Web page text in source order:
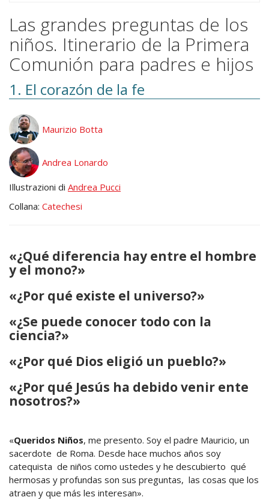
Las grandes preguntas de los
niños. Itinerario de la Primera
Comunión para padres e hijos
1. El corazón de la fe
Maurizio Botta
Andrea Lonardo
Illustrazioni di Andrea Pucci
Collana: Catechesi
«¿Qué diferencia hay entre el hombre
y el mono?»
«¿Por qué existe el universo?»
«¿Se puede conocer todo con la
ciencia?»
«¿Por qué Dios eligió un pueblo?»
«¿Por qué Jesús ha debido venir ente
nosotros?»
«Queridos Niños, me presento. Soy el padre Mauricio, un
sacerdote de Roma. Desde hace muchos años soy
catequista de niños como ustedes y he descubierto qué
hermosas y profundas son sus preguntas, las cosas que los
atraen y que más les interesan».